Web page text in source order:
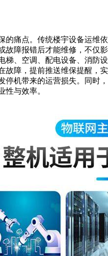
的痛点。传统楼宇设备运维
故障报错后才能维修，不仅
梯、空调、配电设备、消防
故障，提前推送维保提醒，
停机带来的运营损失。同时
性与效率。